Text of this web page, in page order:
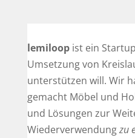
lemiloopist ein
Umsetzung von
unterstützen will. Wir
gemacht Möbel und
und Lösungen zur
Wiederverwendungzu